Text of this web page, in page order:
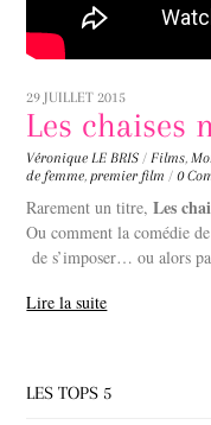
29 JUILLET 2015
Les chaises
Véronique LE BRIS / Films,
de femme,premier film / 0
Rarement un titre,Les
Ou comment la comédie
de s’imposer… ou alors
Lire la suite
LES TOPS 5